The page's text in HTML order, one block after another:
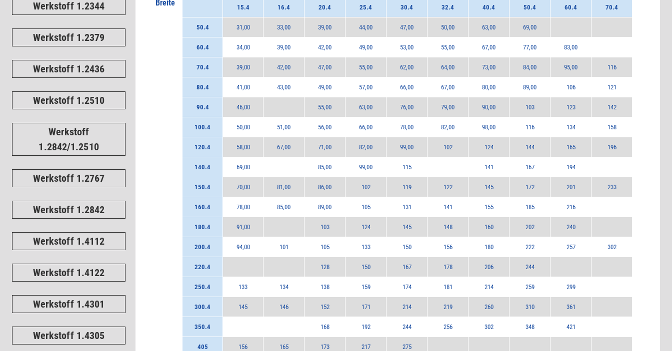
Werkstoff 1.2344
Werkstoff 1.2379
Werkstoff 1.2436
Werkstoff 1.2510
Werkstoff
1.2842/1.2510
Werkstoff 1.2767
Werkstoff 1.2842
Werkstoff 1.4112
Werkstoff 1.4122
Werkstoff 1.4301
Werkstoff 1.4305
Breite
15.4 16.4 20.4 25.4 30.4 32.4 40.4 50.4 60.4 70.4
50.4 31,00 33,00 39,00 44,00 47,00 50,00 63,00 69,00
60.4 34,00 39,00 42,00 49,00 53,00 55,00 67,00 77,00 83,00
70.4 39,00 42,00 47,00 55,00 62,00 64,00 73,00 84,00 95,00 116
80.4 41,00 43,00 49,00 57,00 66,00 67,00 80,00 89,00 106 121
90.4 46,00 55,00 63,00 76,00 79,00 90,00 103 123 142
100.4 50,00 51,00 56,00 66,00 78,00 82,00 98,00 116 134 158
120.4 58,00 67,00 71,00 82,00 99,00 102 124 144 165 196
140.4 69,00 85,00 99,00 115 141 167 194
150.4 70,00 81,00 86,00 102 119 122 145 172 201 233
160.4 78,00 85,00 89,00 105 131 141 155 185 216
180.4 91,00 103 124 145 148 160 202 240
200.4 94,00 101 105 133 150 156 180 222 257 302
220.4 128 150 167 178 206 244
250.4 133 134 138 159 174 181 214 259 299
300.4 145 146 152 171 214 219 260 310 361
350.4 168 192 244 256 302 348 421
405 156 165 173 217 275